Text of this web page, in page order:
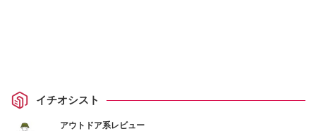
イチオシスト
アウトドア系レビュー